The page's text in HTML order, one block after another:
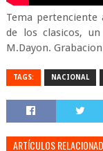
Tema pertenciente
de los clasicos,
M.Dayon.
TAGS: NACIONAL
ARTÍCULOS